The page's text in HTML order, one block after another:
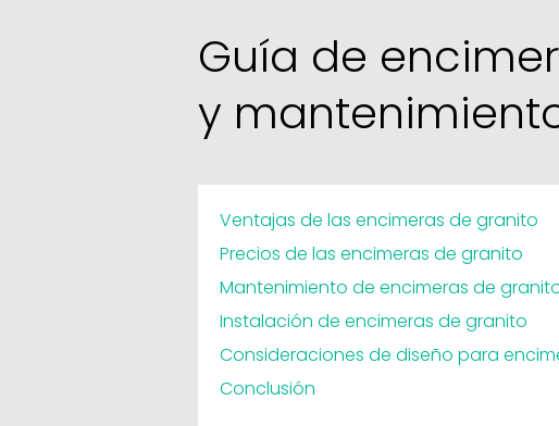
Guía de
y
Ventajas de las encimeras de granito
Precios de las encimeras de granito
Mantenimiento de encimeras de
Instalación de encimeras de granito
Consideraciones de diseño para
Conclusión